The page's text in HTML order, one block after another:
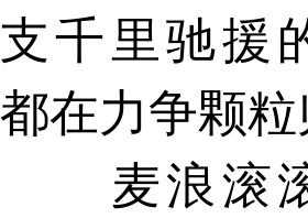
支千里驰援
都在力争颗粒
麦浪滚